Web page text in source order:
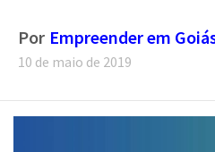
Por Empreender em
10 de maio de 2019